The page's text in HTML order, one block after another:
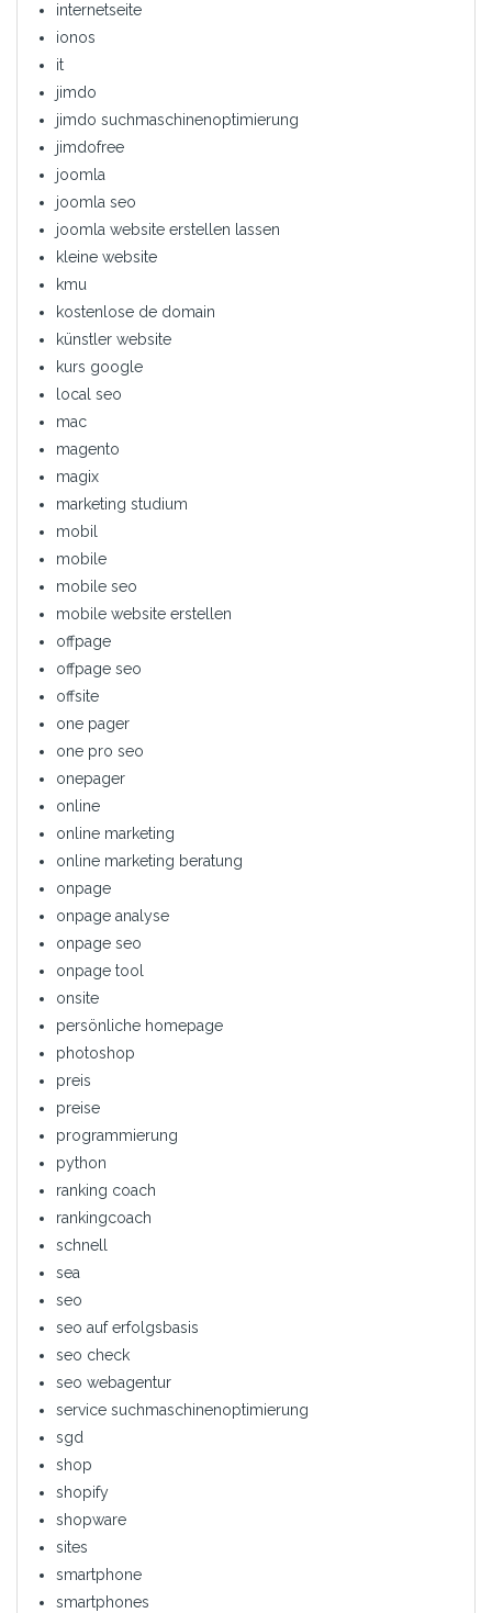
internetseite
ionos
it
jimdo
jimdo suchmaschinenoptimierung
jimdofree
joomla
joomla seo
joomla website erstellen lassen
kleine website
kmu
kostenlose de domain
künstler website
kurs google
local seo
mac
magento
magix
marketing studium
mobil
mobile
mobile seo
mobile website erstellen
offpage
offpage seo
offsite
one pager
one pro seo
onepager
online
online marketing
online marketing beratung
onpage
onpage analyse
onpage seo
onpage tool
onsite
persönliche homepage
photoshop
preis
preise
programmierung
python
ranking coach
rankingcoach
schnell
sea
seo
seo auf erfolgsbasis
seo check
seo webagentur
service suchmaschinenoptimierung
sgd
shop
shopify
shopware
sites
smartphone
smartphones